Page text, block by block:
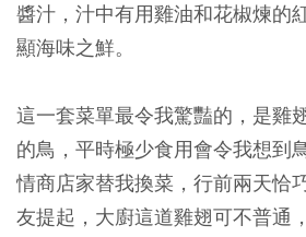
醬汁，汁中有用雞油和花椒煉的
顯海味之鮮。
這一套菜單最令我驚豔的，是雞
的鳥，平時極少食用會令我想到
情商店家替我換菜，行前兩天恰
友提起，大廚這道雞翅可不普通